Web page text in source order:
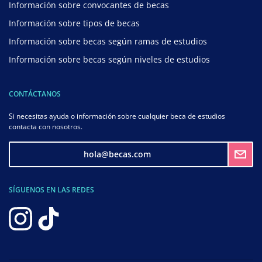
Información sobre convocantes de becas
Información sobre tipos de becas
Información sobre becas según ramas de estudios
Información sobre becas según niveles de estudios
CONTÁCTANOS
Si necesitas ayuda o información sobre cualquier beca de estudios
contacta con nosotros.
hola@becas.com
SÍGUENOS EN LAS REDES